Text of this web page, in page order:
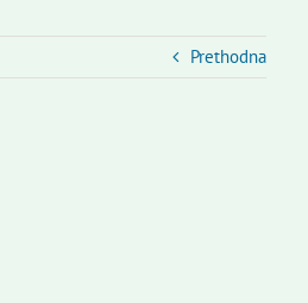
Prethodna